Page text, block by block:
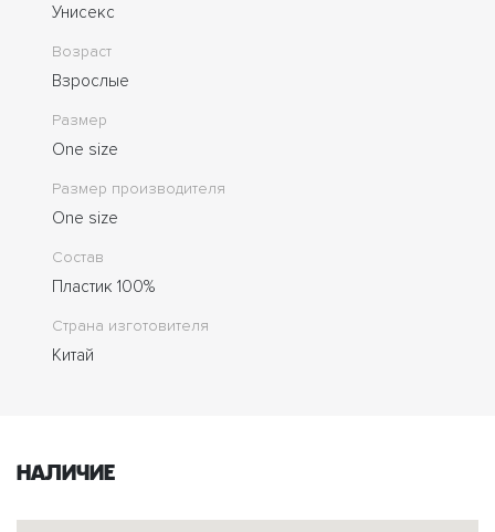
Унисекс
Возраст
Взрослые
Размер
One size
Размер производителя
One size
Состав
Пластик 100%
Страна изготовителя
Китай
Наличие